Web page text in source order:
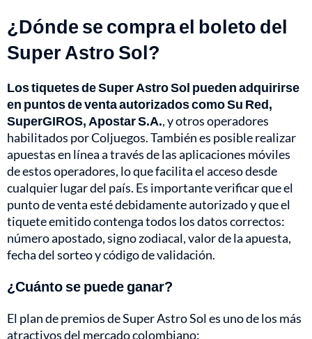
¿Dónde se compra el boleto del
Super Astro Sol?
Los tiquetes de Super Astro Sol pueden adquirirse
en puntos de venta autorizados como Su Red,
SuperGIROS, Apostar S.A., y otros operadores
habilitados por Coljuegos. También es posible realizar
apuestas en línea a través de las aplicaciones móviles
de estos operadores, lo que facilita el acceso desde
cualquier lugar del país. Es importante verificar que el
punto de venta esté debidamente autorizado y que el
tiquete emitido contenga todos los datos correctos:
número apostado, signo zodiacal, valor de la apuesta,
fecha del sorteo y código de validación.
¿Cuánto se puede ganar?
El plan de premios de Super Astro Sol es uno de los más
atractivos del mercado colombiano: